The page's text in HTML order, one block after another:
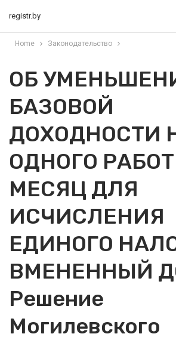
registr.by
Home Законодательство
ОБ
БАЗОВОЙ
ДОХОДНОСТИ
ОДНОГО
МЕСЯЦ ДЛЯ
ИСЧИСЛЕНИЯ
ЕДИНОГО
ВМЕНЕННЫЙ
Решение
Могилевского